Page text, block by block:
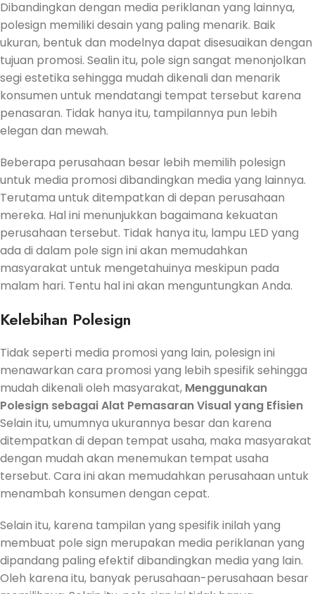
Dibandingkan dengan media periklanan yang lainnya,
polesign memiliki desain yang paling menarik. Baik
ukuran, bentuk dan modelnya dapat disesuaikan dengan
tujuan promosi. Sealin itu, pole sign sangat menonjolkan
segi estetika sehingga mudah dikenali dan menarik
konsumen untuk mendatangi tempat tersebut karena
penasaran. Tidak hanya itu, tampilannya pun lebih
elegan dan mewah.
Beberapa perusahaan besar lebih memilih polesign
untuk media promosi dibandingkan media yang lainnya.
Terutama untuk ditempatkan di depan perusahaan
mereka. Hal ini menunjukkan bagaimana kekuatan
perusahaan tersebut. Tidak hanya itu, lampu LED yang
ada di dalam pole sign ini akan memudahkan
masyarakat untuk mengetahuinya meskipun pada
malam hari. Tentu hal ini akan menguntungkan Anda.
Kelebihan Polesign
Tidak seperti media promosi yang lain, polesign ini
menawarkan cara promosi yang lebih spesifik sehingga
mudah dikenali oleh masyarakat, Menggunakan
Polesign sebagai Alat Pemasaran Visual yang Efisien
Selain itu, umumnya ukurannya besar dan karena
ditempatkan di depan tempat usaha, maka masyarakat
dengan mudah akan menemukan tempat usaha
tersebut. Cara ini akan memudahkan perusahaan untuk
menambah konsumen dengan cepat.
Selain itu, karena tampilan yang spesifik inilah yang
membuat pole sign merupakan media periklanan yang
dipandang paling efektif dibandingkan media yang lain.
Oleh karena itu, banyak perusahaan-perusahaan besar